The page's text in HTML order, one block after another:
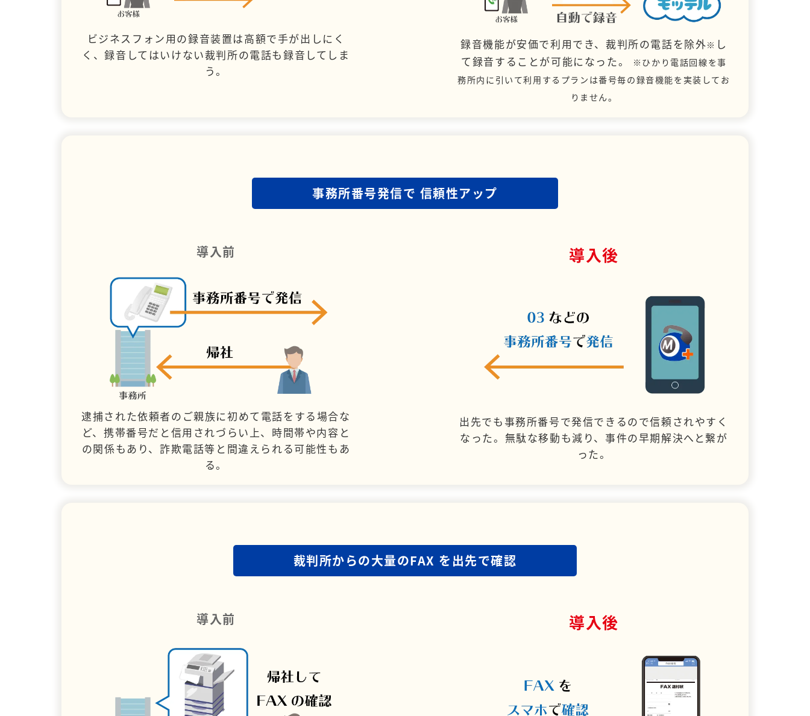
ビジネスフォン用の録音装置は高額で手が出しにく
く、録音してはいけない裁判所の電話も録音してしま
う。
録音機能が安価で利用でき、裁判所の電話を除外※ し
て録音することが可能になった。
※ひかり電話回線を事
務所内に引いて利用するプランは番号毎の録音機能を実装してお
りません。
事務所番号発信で 信頼性アップ
導入前
逮捕された依頼者のご親族に初めて電話をする場合な
ど、携帯番号だと信用されづらい上、時間帯や内容と
の関係もあり、詐欺電話等と間違えられる可能性もあ
る。
導入後
出先でも事務所番号で発信できるので信頼されやすく
なった。無駄な移動も減り、事件の早期解決へと繋が
った。
裁判所からの大量のFAX を出先で確認
導入前 導入後